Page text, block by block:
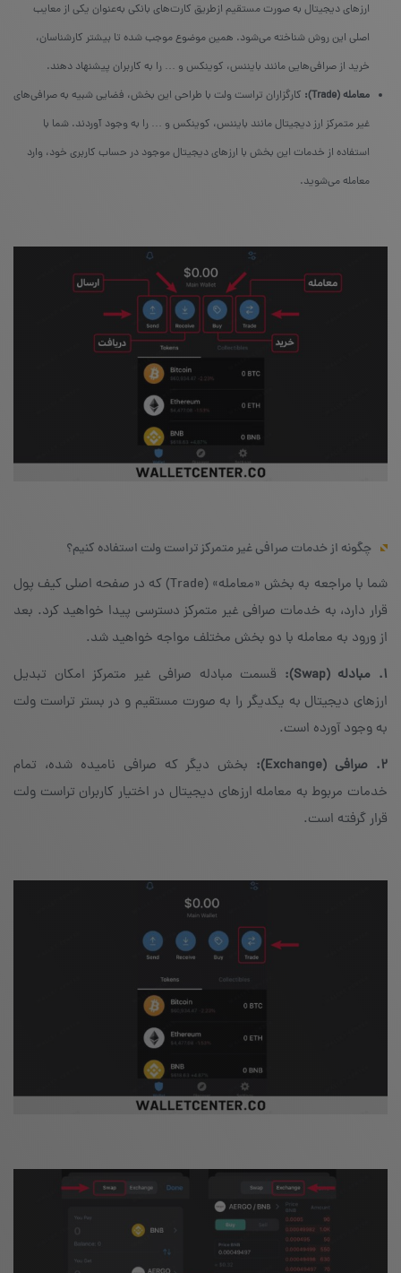
ارزهای دیجیتال به صورت مستقیم ازطریق کارت‌های بانکی به‌عنوان یکی از معایب
اصلی این روش شناخته می‌شود. همین موضوع موجب شده تا بیشتر کارشناسان،
خرید از صرافی‌هایی مانند بایننس، کوینکس و … را به کاربران پیشنهاد دهند.
معامله (Trade):
کارگزاران تراست ولت با طراحی این بخش، فضایی شبیه به صرافی‌های
غیر متمرکز ارز دیجیتال مانند بایننس، کوینکس و … را به وجود آوردند. شما با
استفاده از خدمات این بخش با ارزهای دیجیتال موجود در حساب کاربری خود، وارد
معامله می‌شوید.
چگونه از خدمات صرافی غیر متمرکز تراست ولت استفاده کنیم؟
شما با مراجعه به بخش «معامله» (Trade) که در صفحه‌ اصلی کیف پول
قرار دارد، به خدمات صرافی غیر متمرکز دسترسی پیدا خواهید کرد. بعد
از ورود به معامله با دو بخش مختلف مواجه خواهید شد.
۱. مبادله (Swap):
قسمت مبادله‌ صرافی غیر متمرکز امکان تبدیل
ارزهای دیجیتال به یکدیگر را به صورت مستقیم و در بستر تراست ولت
به وجود آورده است.
۲. صرافی (Exchange):
بخش دیگر که صرافی نامیده شده، تمام
خدمات مربوط به معامله‌ ارزهای دیجیتال در اختیار کاربران تراست ولت
قرار گرفته است.